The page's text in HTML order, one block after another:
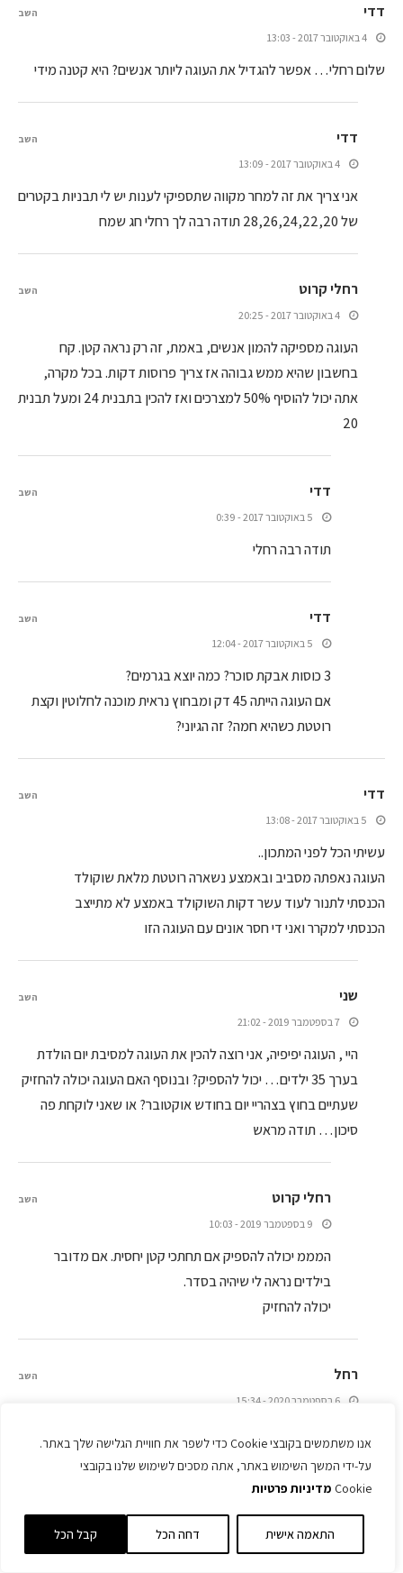
אנו משתמשים בקובצי Cookie כדי לשפר את חוויית הגלישה שלך באתר.
על-ידי המשך השימוש באתר, אתה מסכים לשימוש שלנו בקובצי
Cookie מדיניות פרטיות
התאמה אישית דחה הכל קבל הכל
דדי
4 באוקטובר 2017 - 13:03
שלום רחלי… אפשר להגדיל את העוגה ליותר אנשים? היא קטנה מידי
השב
דדי
4 באוקטובר 2017 - 13:09
אני צריך את זה למחר מקווה שתספיקי לענות יש לי תבניות בקטרים
של 28,26,24,22,20 תודה רבה לך רחלי חג שמח
השב
רחלי קרוט
4 באוקטובר 2017 - 20:25
העוגה מספיקה להמון אנשים, באמת, זה רק נראה קטן. קח
בחשבון שהיא ממש גבוהה אז צריך פרוסות דקות. בכל מקרה,
אתה יכול להוסיף 50% למצרכים ואז להכין בתבנית 24 ומעל תבנית
20
השב
דדי
5 באוקטובר 2017 - 0:39
תודה רבה רחלי
השב
דדי
5 באוקטובר 2017 - 12:04
3 כוסות אבקת סוכר? כמה יוצא בגרמים?
אם העוגה הייתה 45 דק ומבחוץ נראית מוכנה לחלוטין וקצת
רוטטת כשהיא חמה? זה הגיוני?
השב
דדי
5 באוקטובר 2017 - 13:08
עשיתי הכל לפני המתכון..
העוגה נאפתה מסביב ובאמצע נשארה רוטטת מלאת שוקולד
הכנסתי לתנור לעוד עשר דקות השוקולד באמצע לא מתייצב
הכנסתי למקרר ואני די חסר אונים עם העוגה הזו
השב
שני
7 בספטמבר 2019 - 21:02
היי , העוגה יפיפיה, אני רוצה להכין את העוגה למסיבת יום הולדת
בערך 35 ילדים… יכול להספיק? ובנוסף האם העוגה יכולה להחזיק
שעתיים בחוץ בצהריי יום בחודש אוקטובר? או שאני לוקחת פה
סיכון… תודה מראש
השב
רחלי קרוט
9 בספטמבר 2019 - 10:03
המממ יכולה להספיק אם תחתכי קטן יחסית. אם מדובר
בילדים נראה לי שיהיה בסדר.
יכולה להחזיק
השב
רחל
6 בספטמבר 2020 - 15:34
השב
9 בנובמבר 2017 - 20:55